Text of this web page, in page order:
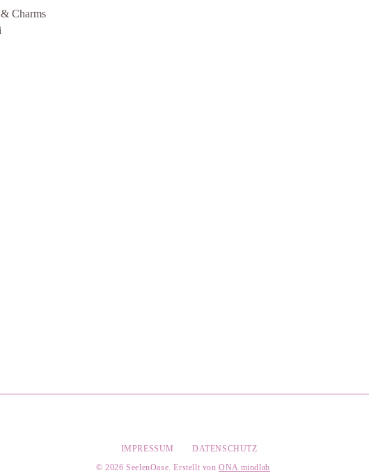
Charms
IMPRESSUM
DATENSCHUTZ
​© 2026 SeelenOase. Erstellt vonONA mindlab